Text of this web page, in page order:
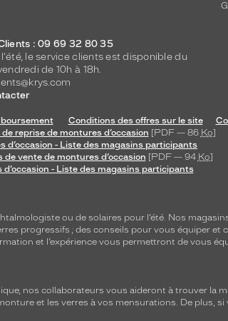
: 09 69 32 80 35
le service clients est disponible du
de 10h à 18h.
Conditions des offres sur le site
reprise de montures d’occasion [PDF — 86 Ko]
d’occasion - Liste des magasins participants
vente de montures d’occasion [PDF — 94 Ko]
- Liste des magasins participants
ou de solaires pour l’été. Nos
progressifs ; des conseils pour vous équiper et
et l’expérience vous permettront de vous
nos collaborateurs vous aideront à trouver la
et les verres à vos mensurations. De plus,